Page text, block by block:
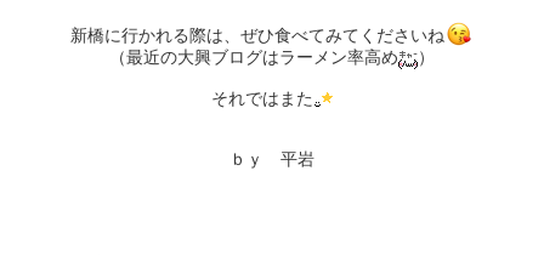
新橋に行かれる際は、ぜひ食べてみてくださいね
（最近の大興ブログはラーメン率高め
）
それではまた
ｂｙ 平岩